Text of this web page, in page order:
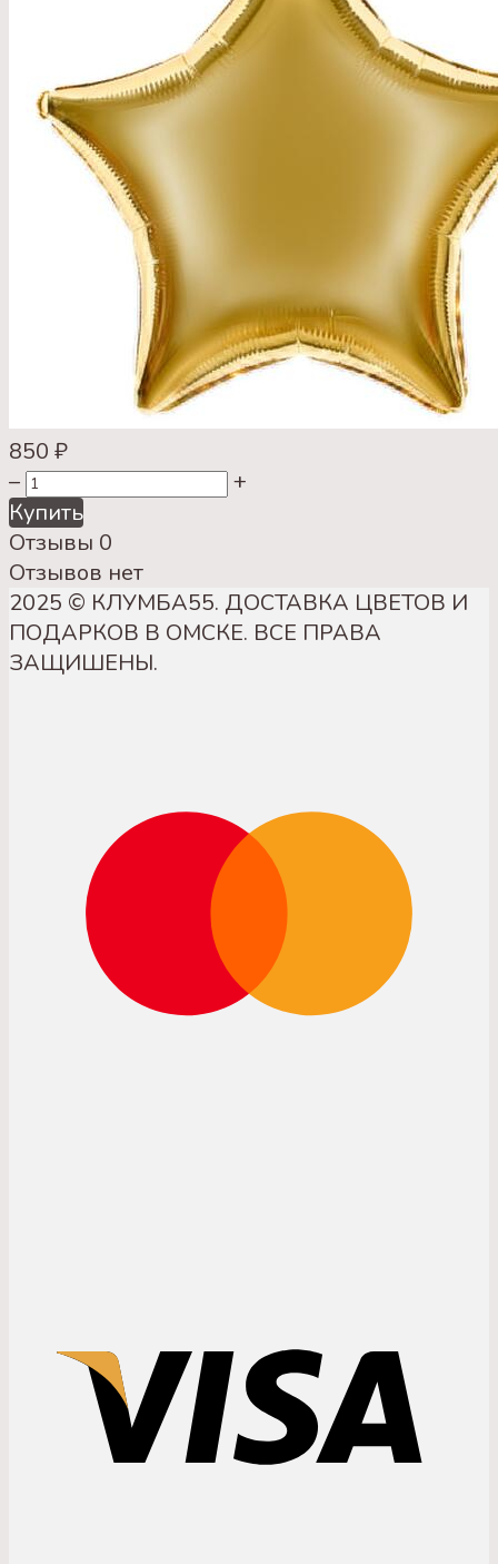
850 ₽
–
+
Купить
Отзывы 0
Отзывов нет
2025 © КЛУМБА55. ДОСТАВКА ЦВЕТОВ И
ПОДАРКОВ В ОМСКЕ. ВСЕ ПРАВА
ЗАЩИШЕНЫ.